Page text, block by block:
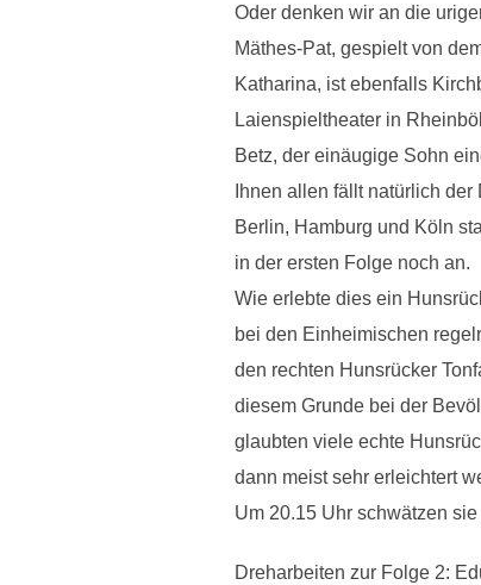
Oder denken wir an die
Mäthes-Pat, gespielt von
Katharina, ist ebenfalls
Laienspieltheater in
Betz, der einäugige Sohn
Ihnen allen fällt natürlich
Berlin, Hamburg und Köln
in der ersten Folge noch an.
Wie erlebte dies ein
bei den Einheimischen
den rechten Hunsrücker
diesem Grunde bei der
glaubten viele echte
dann meist sehr erleichtert
Um 20.15 Uhr schwätzen
Dreharbeiten zur Folge 2: